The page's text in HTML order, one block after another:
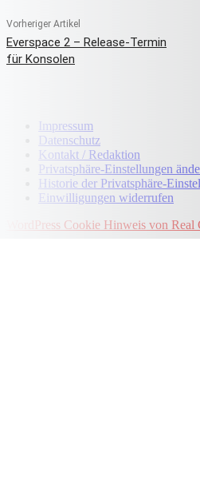
Vorheriger Artikel
Everspace 2 – Release-Termin
für Konsolen
Impressum
Datenschutz
Kontakt / Redaktion
Privatsphäre-Einstellungen
Historie der Privatsphäre-
Einwilligungen widerrufen
WordPress Cookie Hinweis von